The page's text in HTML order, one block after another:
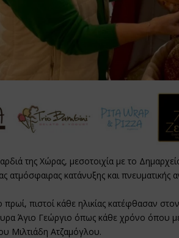
της Χώρας, μεσοτοιχία με το
ατμόσφαιρας κατάνυξης και πνευματικής
πρωί, πιστοί κάθε ηλικίας κατέφθασαν
Άγιο Γεώργιο όπως κάθε χρόνο όπου
Μιλτιάδη Ατζαμόγλου.